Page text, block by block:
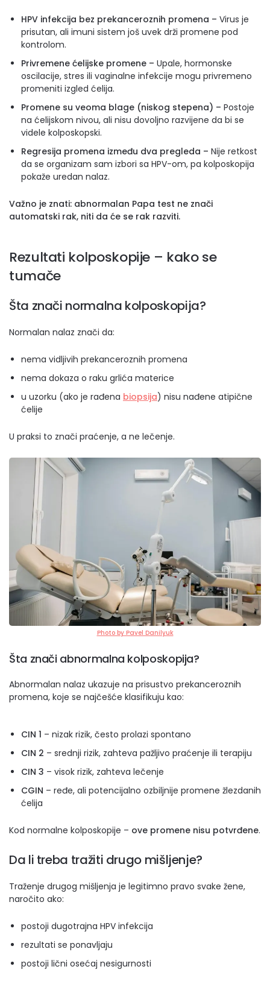
HPV infekcija bez prekanceroznih promena – Virus je
prisutan, ali imuni sistem još uvek drži promene pod
kontrolom.
Privremene ćelijske promene – Upale, hormonske
oscilacije, stres ili vaginalne infekcije mogu privremeno
promeniti izgled ćelija.
Promene su veoma blage (niskog stepena) – Postoje
na ćelijskom nivou, ali nisu dovoljno razvijene da bi se
videle kolposkopski.
Regresija promena između dva pregleda – Nije retkost
da se organizam sam izbori sa HPV-om, pa kolposkopija
pokaže uredan nalaz.
Važno je znati: abnormalan Papa test ne znači
automatski rak, niti da će se rak razviti.
Rezultati kolposkopije – kako se
tumače
Šta znači normalna kolposkopija?
Normalan nalaz znači da:
nema vidljivih prekanceroznih promena
nema dokaza o raku grlića materice
u uzorku (ako je rađena biopsija) nisu nađene atipične
ćelije
U praksi to znači praćenje, a ne lečenje.
Photo by Pavel Danilyuk
Šta znači abnormalna kolposkopija?
Abnormalan nalaz ukazuje na prisustvo prekanceroznih
promena, koje se najčešće klasifikuju kao:
CIN 1 – nizak rizik, često prolazi spontano
CIN 2 – srednji rizik, zahteva pažljivo praćenje ili terapiju
CIN 3 – visok rizik, zahteva lečenje
CGIN – ređe, ali potencijalno ozbiljnije promene žlezdanih
ćelija
Kod normalne kolposkopije – ove promene nisu potvrđene.
Da li treba tražiti drugo mišljenje?
Traženje drugog mišljenja je legitimno pravo svake žene,
naročito ako:
postoji dugotrajna HPV infekcija
rezultati se ponavljaju
postoji lični osećaj nesigurnosti